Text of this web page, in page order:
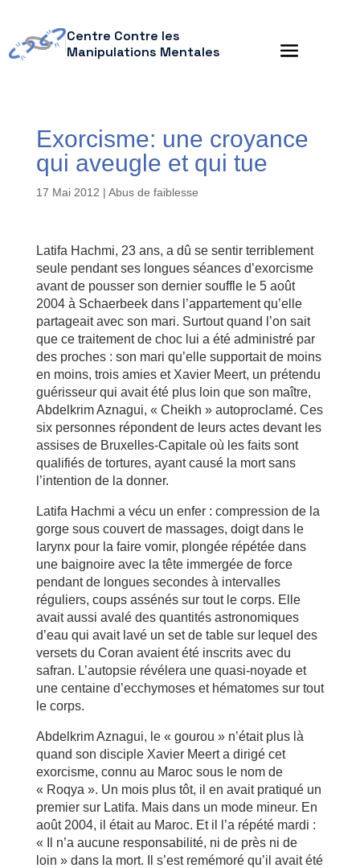
Centre Contre les
Manipulations Mentales
Exorcisme: une croyance
qui aveugle et qui tue
17 Mai 2012 | Abus de faiblesse
Latifa Hachmi, 23 ans, a dû se sentir terriblement
seule pendant ses longues séances d’exorcisme
avant de pousser son dernier souffle le 5 août
2004 à Schaerbeek dans l’appartement qu’elle
partageait avec son mari. Surtout quand l’on sait
que ce traitement de choc lui a été administré par
des proches : son mari qu’elle supportait de moins
en moins, trois amies et Xavier Meert, un prétendu
guérisseur qui avait été plus loin que son maître,
Abdelkrim Aznagui, « Cheikh » autoproclamé. Ces
six personnes répondent de leurs actes devant les
assises de Bruxelles-Capitale où les faits sont
qualifiés de tortures, ayant causé la mort sans
l’intention de la donner.
Latifa Hachmi a vécu un enfer : compression de la
gorge sous couvert de massages, doigt dans le
larynx pour la faire vomir, plongée répétée dans
une baignoire avec la tête immergée de force
pendant de longues secondes à intervalles
réguliers, coups assénés sur tout le corps. Elle
avait aussi avalé des quantités astronomiques
d’eau qui avait lavé un set de table sur lequel des
versets du Coran avaient été inscrits avec du
safran. L’autopsie révélera une quasi-noyade et
une centaine d’ecchymoses et hématomes sur tout
le corps.
Abdelkrim Aznagui, le « gourou » n’était plus là
quand son disciple Xavier Meert a dirigé cet
exorcisme, connu au Maroc sous le nom de
« Roqya ». Un mois plus tôt, il en avait pratiqué un
premier sur Latifa. Mais dans un mode mineur. En
août 2004, il était au Maroc. Et il l’a répété mardi :
« Il n’a aucune responsabilité, ni de près ni de
loin » dans la mort. Il s’est remémoré qu’il avait été